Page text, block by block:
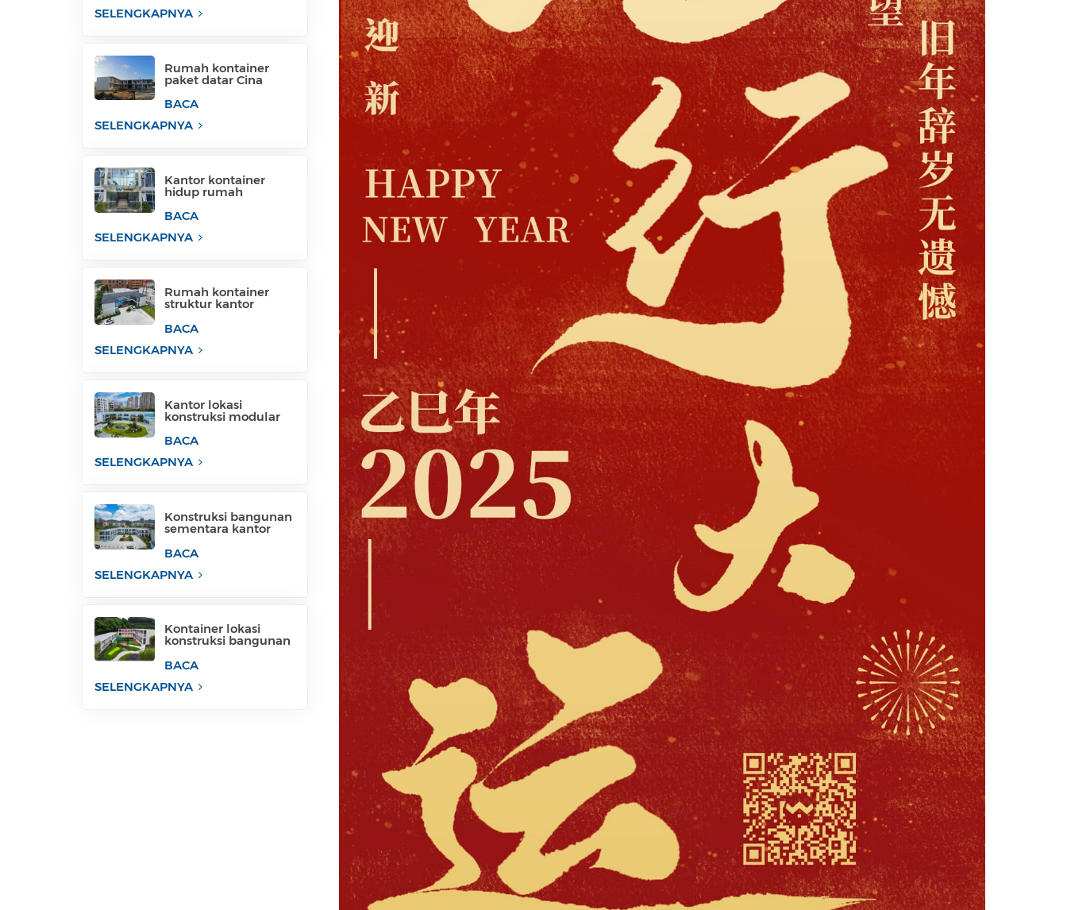
SELENGKAPNYA
Rumah kontainer
paket datar Cina
rumah kontainer
kemas
BACA
SELENGKAPNYA
Kantor kontainer
hidup rumah
kontainer paket datar
untuk lokasi proyek
BACA
SELENGKAPNYA
Rumah kontainer
struktur kantor
kontainer filipina
BACA
SELENGKAPNYA
Kantor lokasi
konstruksi modular
kantor modular
BACA
SELENGKAPNYA
Konstruksi bangunan
sementara kantor
untuk industri
BACA
SELENGKAPNYA
Kontainer lokasi
konstruksi bangunan
kantor
BACA
SELENGKAPNYA